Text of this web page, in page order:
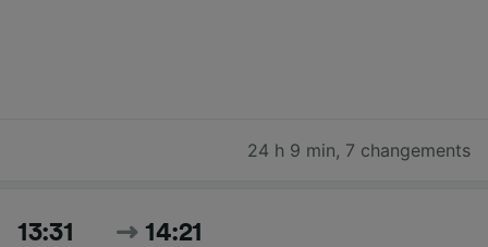
24 h 9 min, 7 changements
13:31 14:21